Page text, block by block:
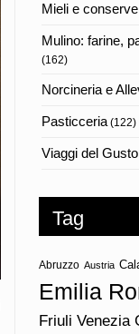
Mieli e conserve
Mulino: farine,
(162)
Norcineria e
Pasticceria(122)
Viaggi del Gusto
Tag
Abruzzo Austria
Emilia
Friuli Venezia